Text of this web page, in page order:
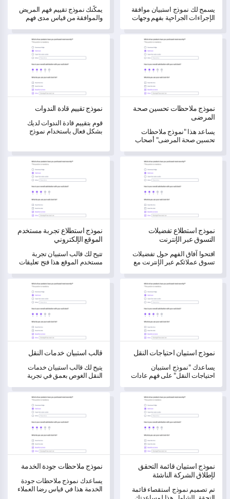
يسمح لك نموذج استبيان موافقة
الإجراءات الجراحية بفهم وجهات
الموافقة، وتحديد المجالات التي
تحتاج إلى تحسين.
يمكّنك نموذج تقييم فهم المريض
والموافقة من قياس مدى فهم
وعلاجهم، مما يعزز عمليات
الحصول على موافقة مستنيرة
نموذج ملاحظات تحسين صحة المرضى
نموذج ملاحظات تحسين صحة
المرضى
يساعد هذا "نموذج ملاحظات
تحسين صحة المرضى" أصحاب
حول صحة المرضى الحالية،
وجهود تحسينها، والإرشادات التي
تلقوها لتعزيز برامجهم الصحية.
نموذج تقييم قادة الندوات
نموذج تقييم قادة الندوات
قوم بتقييم قادة الندوات لديك
بشكل فعال باستخدام نموذج
نموذج استطلاع تفضيلات التسوق عبر الإنترنت
نموذج استطلاع تفضيلات
التسوق عبر الإنترنت
افتحوا آفاق الفهم حول تفضيلات
تسوق عملائكم عبر الإنترنت مع
نموذج استطلاع تجربة مستخدم
نموذج استطلاع تجربة مستخدم
الموقع الإلكتروني
تتيح لك قالب استبيان تجربة
مستخدم الموقع هذا فتح تعليقات
تحسينات الموقع وزيادة رضا
المستخدمين.
نموذج استبيان احتياجات النقل
نموذج استبيان احتياجات النقل
يساعدك "نموذج استبيان
احتياجات النقل" على فهم عادات
يمكّنك من دفع تحسينات الخدمة
بناءً على بيانات موثوقة.
قالب استبيان خدمات النقل
قالب استبيان خدمات النقل
يتيح لك قالب استبيان خدمات
النقل الغوص بعمق في تجربة
أكبر.
نموذج استبيان قائمة التحقق لإطلاق الشركة الناشئة
نموذج استبيان قائمة التحقق
لإطلاق الشركة الناشئة
تم تصميم نموذج استقصاء قائمة
نموذج ملاحظات جودة الخدمة
نموذج ملاحظات جودة الخدمة
يساعدك نموذج ملاحظات جودة
الخدمة هذا في قياس رضا العملاء